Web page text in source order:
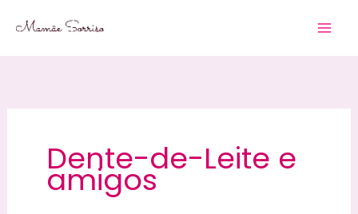
Dente-de-Leite e
amigos